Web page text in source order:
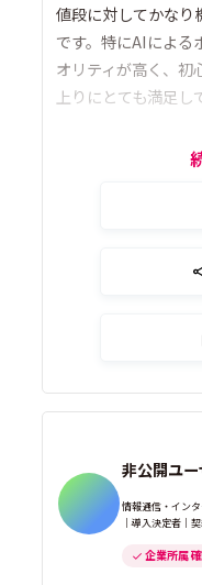
値段に対してかなり
です。特にAIによる
オリティが高く、初
上りにとても満足し
非公開ユ
情報通信・イン
｜導入決定者｜
企業所属